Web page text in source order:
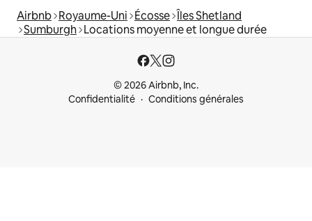
Airbnb Royaume-Uni Écosse Îles Shetland
Sumburgh Locations moyenne et longue durée
© 2026 Airbnb, Inc.
Confidentialité
Conditions générales